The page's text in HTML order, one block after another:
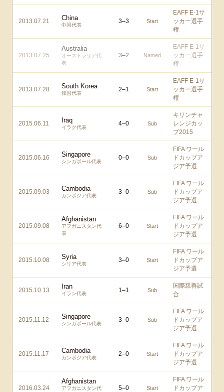
2013.07.21 China
中国代表
3–3 Start
EAFF E-1サ
ッカー選手
権
2013.07.25
Australia
オーストラリア代
表
3–2 Named
EAFF E-1サ
ッカー選手
権
2013.07.28 South Korea
韓国代表
2–1 Start
EAFF E-1サ
ッカー選手
権
2015.06.11 Iraq
イラク代表
4–0 Sub
キリンチャ
レンジカッ
プ2015
2015.06.16 Singapore
シンガポール代表
0–0 Sub
FIFA ワール
ドカップア
ジア予選
2015.09.03 Cambodia
カンボジア代表
3–0 Sub
FIFA ワール
ドカップア
ジア予選
2015.09.08
Afghanistan
アフガニスタン代
表
6–0 Start
FIFA ワール
ドカップア
ジア予選
2015.10.08 Syria
シリア代表
3–0 Start
FIFA ワール
ドカップア
ジア予選
2015.10.13 Iran
イラン代表 1–1 Sub
国際親善試
合
2015.11.12 Singapore
シンガポール代表
3–0 Sub
FIFA ワール
ドカップア
ジア予選
2015.11.17 Cambodia
カンボジア代表
2–0 Start
FIFA ワール
ドカップア
ジア予選
2016.03.24
Afghanistan
アフガニスタン代
5–0 Start
FIFA ワール
ドカップア